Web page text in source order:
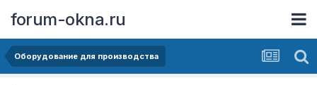
forum-okna.ru
Оборудование для производства